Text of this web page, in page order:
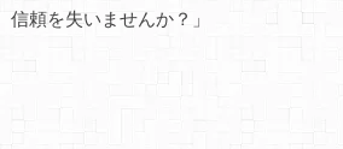
信頼を失いませんか？」